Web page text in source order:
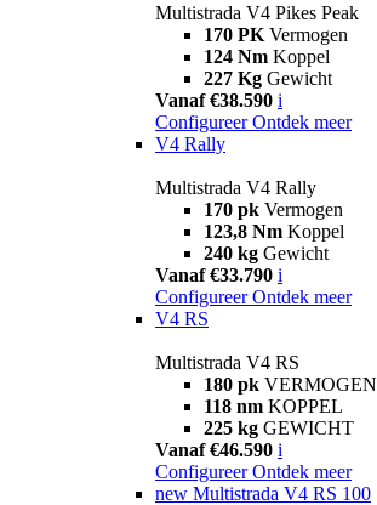
Multistrada V4 Pikes Peak
170 PK Vermogen
124 Nm Koppel
227 Kg Gewicht
Vanaf €38.590 i
Configureer Ontdek meer
V4 Rally
Multistrada V4 Rally
170 pk Vermogen
123,8 Nm Koppel
240 kg Gewicht
Vanaf €33.790 i
Configureer Ontdek meer
V4 RS
Multistrada V4 RS
180 pk VERMOGEN
118 nm KOPPEL
225 kg GEWICHT
Vanaf €46.590 i
Configureer Ontdek meer
new Multistrada V4 RS 100